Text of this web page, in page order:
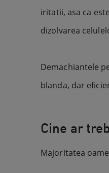
iritatii, asa ca
dizolvarea
Demachiantele
blanda, dar
Cine ar
Majoritatea